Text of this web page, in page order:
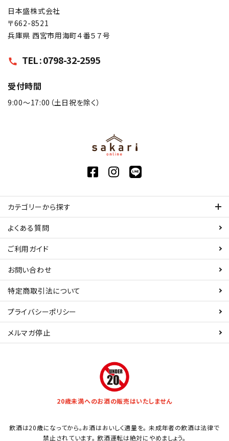
日本盛株式会社
〒662-8521
兵庫県 西宮市用海町４番５７号
call TEL : 0798-32-2595
受付時間
9:00〜17:00（土日祝を除く）
カテゴリーから探す
よくある質問
ご利用ガイド
お問い合わせ
特定商取引法について
プライバシーポリシー
メルマガ停止
20歳未満へのお酒の販売はいたしません
飲酒は20歳になってから。お酒はおいしく適量を。 未成年者の飲酒は法律で
禁止されています。 飲酒運転は絶対にやめましょう。